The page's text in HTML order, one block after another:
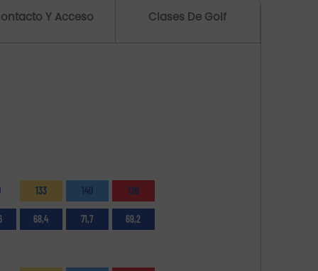
Y Acceso Clases De Golf
133 140 126
68,4 71,7 69,2